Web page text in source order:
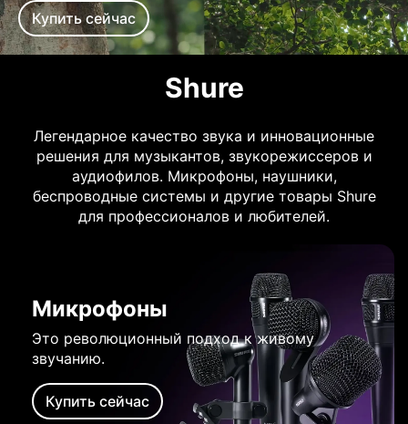
Купить сейчас
Shure
Легендарное качество звука и инновационные
решения для музыкантов, звукорежиссеров и
аудиофилов. Микрофоны, наушники,
беспроводные системы и другие товары Shure
для профессионалов и любителей.
Микрофоны
Это революционный подход к живому
звучанию.
Купить сейчас